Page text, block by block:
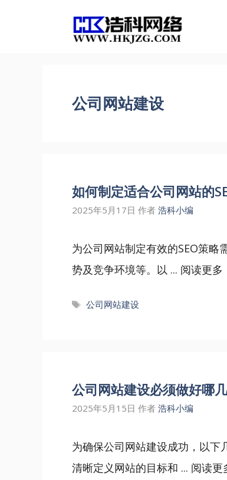
公司网站建设
如何制定适合公司网站的
2025年5月17日 作者 浩科小编
为公司网站制定有效的SEO策略
势及竞争环境等。以 ... 阅读更多
标
公司网站建设
公司网站建设必须做好哪
2025年5月15日 作者 浩科小编
为确保公司网站建设成功，以下
清晰定义网站的目标和 ... 阅读更